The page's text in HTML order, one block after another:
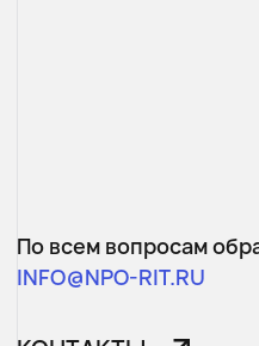
По всем вопросам
INFO@NPO-RIT.RU